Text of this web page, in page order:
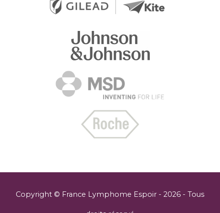
Copyright © France Lymphome Espoir - 2026 - Tous